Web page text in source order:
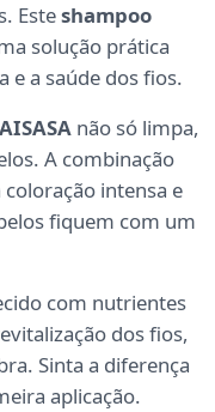
Esteshampoo
solução prática
e a saúde dos fios.
não só limpa,
A combinação
intensa e
fiquem com um
com nutrientes
dos fios,
Sinta a diferença
aplicação.